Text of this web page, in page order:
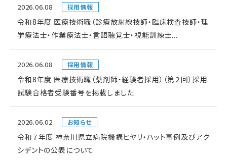
2026.06.08 採用情報
令和8年度 医療技術職（診療放射線技師・臨床検査技師・理
学療法士・作業療法士・言語聴覚士・視能訓練士...
2026.06.08 採用情報
令和8年度 医療技術職（薬剤師・経験者採用）（第２回）採用
試験合格者受験番号を掲載しました
2026.06.02 お知らせ
令和７年度 神奈川県立病院機構ヒヤリ・ハット事例及びアク
シデントの公表について